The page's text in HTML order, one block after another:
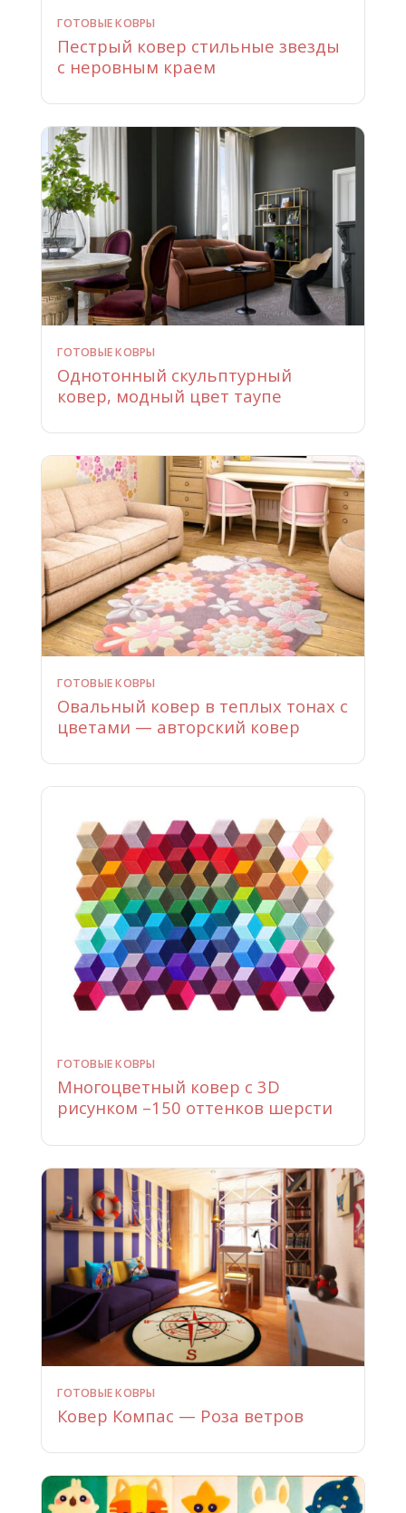
ГОТОВЫЕ КОВРЫ
Пестрый ковер стильные звезды
с неровным краем
ГОТОВЫЕ КОВРЫ
Однотонный скульптурный
ковер, модный цвет таупе
ГОТОВЫЕ КОВРЫ
Овальный ковер в теплых тонах с
цветами — авторский ковер
ГОТОВЫЕ КОВРЫ
Многоцветный ковер с 3D
рисунком –150 оттенков шерсти
ГОТОВЫЕ КОВРЫ
Ковер Компас — Роза ветров